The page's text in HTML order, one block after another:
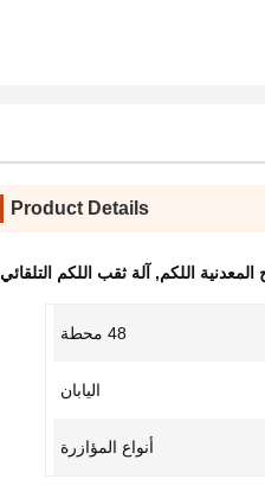
Product Details
اللكم, آلة ثقب اللكم التلقائي
48 محطة
اليابان
أنواع المؤازرة